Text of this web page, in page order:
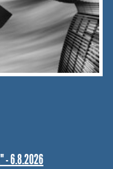
- 6.8.2026